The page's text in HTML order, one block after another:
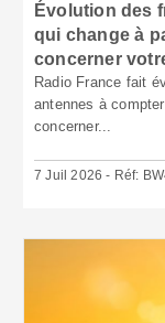
Évolution des
qui change à
concerner
Radio France fait
antennes à
concerner...
7 Juil 2026 - Réf: